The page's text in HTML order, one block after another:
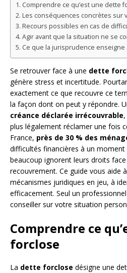
Comprendre ce qu’est une dette
Les conséquences concrètes sur
Recours possibles en cas de
Agir avant que la situation ne se
Ce que la jurisprudence
Se retrouver face à une dette
génère stress et incertitude.
exactement ce que recouvre ce
la façon dont on peut y répondre.
créance déclarée irrécouvrable
plus légalement réclamer une fois
France, près de 30 % des
difficultés financières à un
beaucoup ignorent leurs droits
recouvrement. Ce guide vous aide
mécanismes juridiques en jeu, à
efficacement. Seul un
conseiller sur votre situation
Comprendre ce
forclose
La dette forclose désigne une